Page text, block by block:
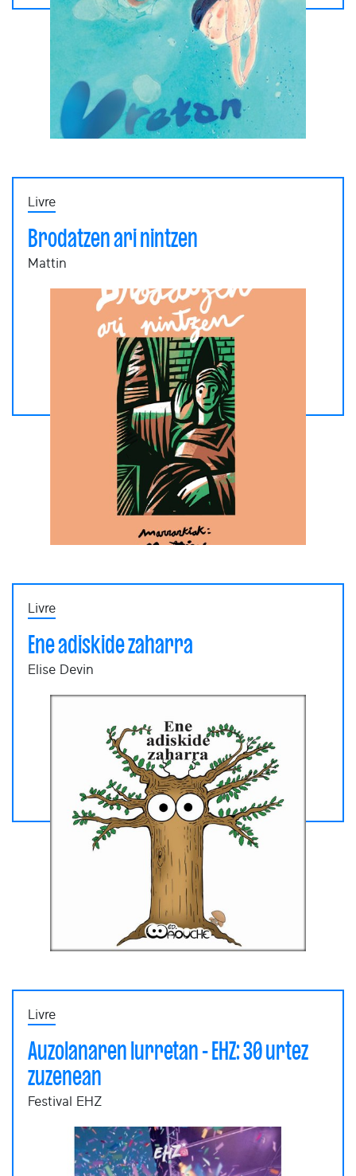
Livre
Brodatzen ari nintzen
Mattin
Livre
Ene adiskide zaharra
Elise Devin
Livre
Auzolanaren lurretan - EHZ: 30 urtez
zuzenean
Festival EHZ